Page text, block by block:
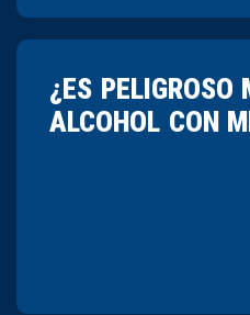
¿ES PELIGROSO
ALCOHOL CON